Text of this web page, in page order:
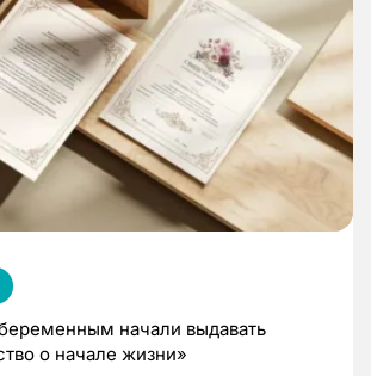
начали выдавать
о начале жизни»